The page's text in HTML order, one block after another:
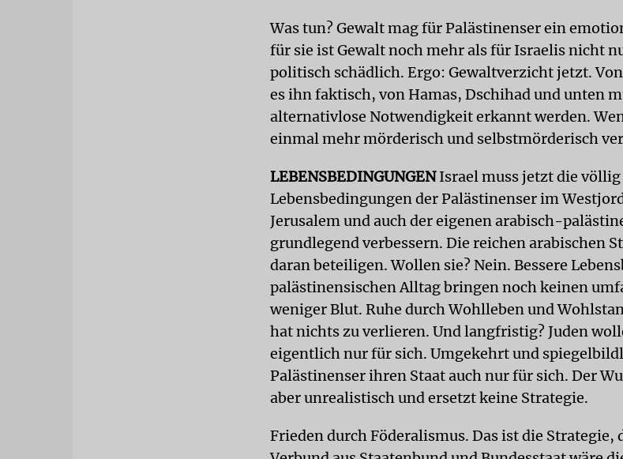
Was tun? Gewalt mag für Palästinenser ein
für sie ist Gewalt noch mehr als für Israelis nicht
politisch schädlich. Ergo: Gewaltverzicht jetzt.
es ihn faktisch, von Hamas, Dschihad und unten
alternativlose Notwendigkeit erkannt werden.
einmal mehr mörderisch und selbstmörderisch
LEBENSBEDINGUNGENIsrael muss jetzt die
Lebensbedingungen der Palästinenser im
Jerusalem und auch der eigenen arabisch-
grundlegend verbessern. Die reichen arabischen
daran beteiligen. Wollen sie? Nein. Bessere
palästinensischen Alltag bringen noch keinen
weniger Blut. Ruhe durch Wohlleben und
hat nichts zu verlieren. Und langfristig? Juden
eigentlich nur für sich. Umgekehrt und
Palästinenser ihren Staat auch nur für sich. Der
aber unrealistisch und ersetzt keine Strategie.
Frieden durch Föderalismus. Das ist die Strategie,